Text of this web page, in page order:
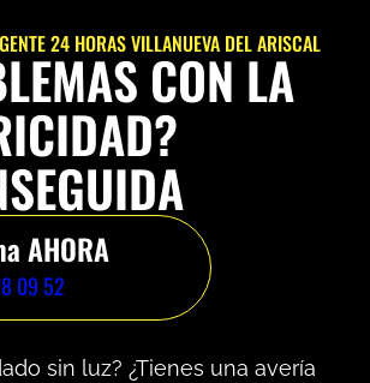
24 HORAS VILLANUEVA DEL ARISCAL
CON LA
AHORA
09 52
sin luz? ¿Tienes una avería